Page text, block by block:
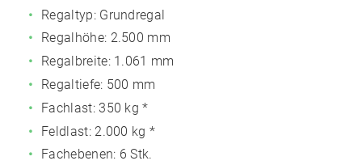
Regaltyp: Grundregal
Regalhöhe: 2.500 mm
Regalbreite: 1.061 mm
Regaltiefe: 500 mm
Fachlast: 350 kg *
Feldlast: 2.000 kg *
Fachebenen: 6 Stk.